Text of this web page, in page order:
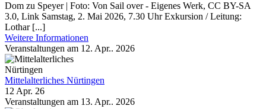
Dom zu Speyer | Foto: Von Sail over - Eigenes Werk, CC BY-SA
3.0, Link Samstag, 2. Mai 2026, 7.30 Uhr Exkursion / Leitung:
Lothar [...]
Weitere Informationen
Veranstaltungen am 12. Apr.. 2026
Mittelalterliches Nürtingen
12 Apr. 26
Veranstaltungen am 13. Apr.. 2026